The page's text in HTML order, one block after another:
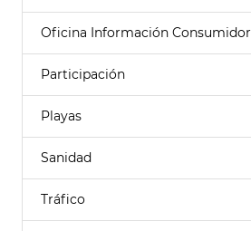
Oficina Información Consumidor
Participación
Playas
Sanidad
Tráfico